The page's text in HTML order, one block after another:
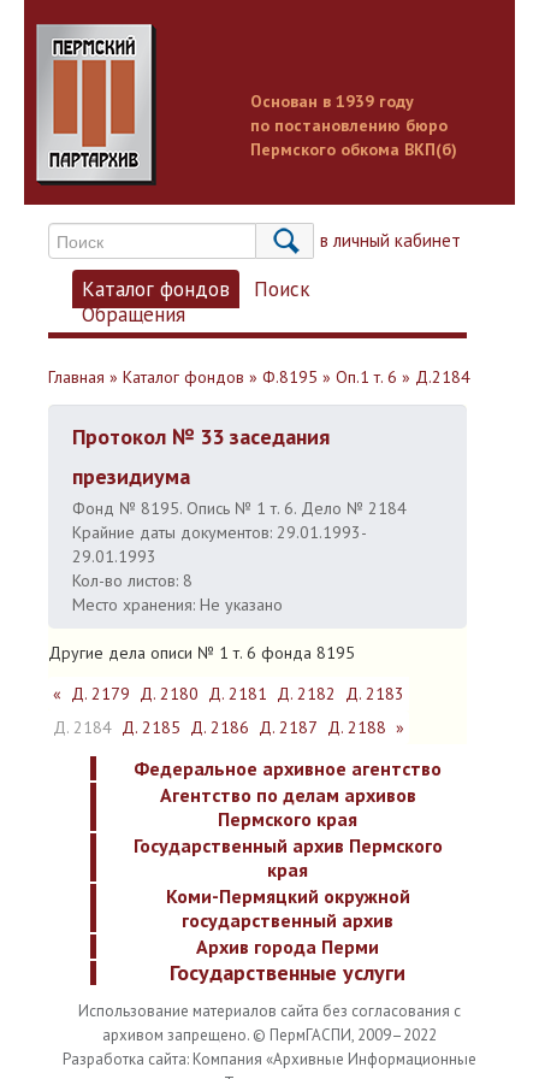
Основан в 1939 году
по постановлению бюро
Пермского обкома ВКП(б)
Вход в личный кабинет
Каталог фондов
Поиск
Обращения
Главная » Каталог фондов » Ф.8195 » Оп.1 т. 6 » Д.2184
Протокол № 33 заседания
президиума
Фонд № 8195. Опись № 1 т. 6. Дело № 2184
Крайние даты документов: 29.01.1993-
29.01.1993
Кол-во листов: 8
Место хранения: Не указано
Другие дела описи № 1 т. 6 фонда 8195
« Д. 2179 Д. 2180 Д. 2181 Д. 2182
Д. 2183
Д. 2184 Д. 2185 Д. 2186 Д. 2187 Д. 2188 »
Федеральное архивное агентство
Агентство по делам архивов
Пермского края
Государственный архив Пермского
края
Коми-Пермяцкий окружной
государственный архив
Архив города Перми
Государственные услуги
Использование материалов сайта без согласования с
архивом запрещено. © ПермГАСПИ, 2009–2022
Разработка сайта: Компания «Архивные Информационные